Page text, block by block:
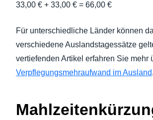
33,00 € + 33,00 € = 66,00 €
Für unterschiedliche Länder können
verschiedene Auslandstagessätze
vertiefenden Artikel erfahren Sie mehr
Verpflegungsmehraufwand im Ausland.